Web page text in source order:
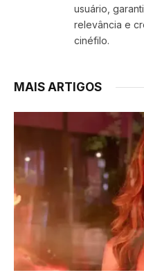
usuário,
relevância e
cinéfilo.
MAIS ARTIGOS